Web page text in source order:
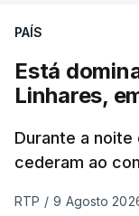
ESTE
PAÍS
Está
Linhares,
Durante a noite
cederam ao
RTP / 9 Agosto